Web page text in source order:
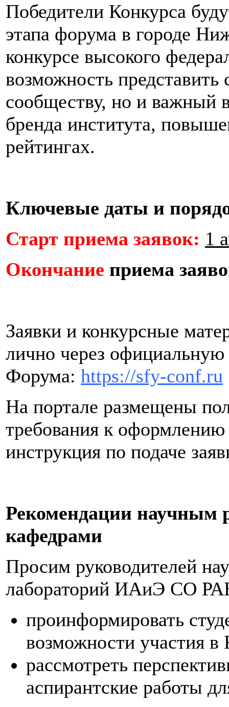
Победители Конкурса
этапа форума в городе
конкурсе высокого
возможность представить
сообществу, но и важный
бренда института,
рейтингах.
Ключевые даты и
Старт приема заявок: 1
Окончание приема
Заявки и конкурсные
лично через
Форума: https://sfy-conf.ru
На портале размещены
требования к
инструкция по подаче
Рекомендации научным
кафедрами
Просим руководителей
лабораторий ИАиЭ СО
проинформировать
возможности участия в
рассмотреть
аспирантские работы